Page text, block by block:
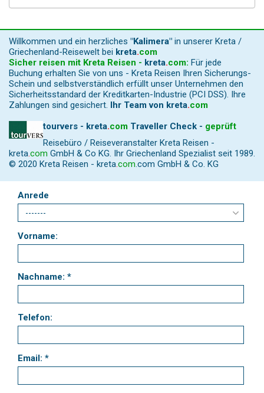
Willkommen und ein herzliches "Kalimera" in unserer Kreta /
Griechenland-Reisewelt bei kreta.com
Sicher reisen mit Kreta Reisen - kreta.com: Für jede
Buchung erhalten Sie von uns - Kreta Reisen Ihren Sicherungs-
Schein und selbstverständlich erfüllt unser Unternehmen den
Sicherheitsstandard der Kreditkarten-Industrie (PCI DSS). Ihre
Zahlungen sind gesichert. Ihr Team von kreta.com
tourvers - kreta.com Traveller Check - geprüft
Reisebüro / Reiseveranstalter Kreta Reisen -
kreta.com GmbH & Co KG. Ihr Griechenland Spezialist seit 1989.
© 2020 Kreta Reisen - kreta.com.com GmbH & Co. KG
Anrede
Vorname:
Nachname: *
Telefon:
Email: *